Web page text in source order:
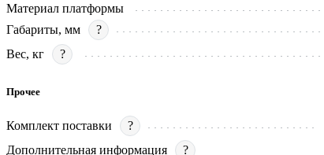
Материал платформы
Габариты, мм
?
Вес, кг
?
Прочее
Комплект поставки ?
Дополнительная информация
?